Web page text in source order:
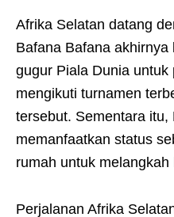
Afrika Selatan datang
Bafana Bafana
gugur Piala Dunia
mengikuti turnamen
tersebut. Sementara itu,
memanfaatkan status
rumah untuk melangkah
Perjalanan Afrika